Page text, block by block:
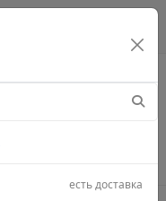
есть доставка